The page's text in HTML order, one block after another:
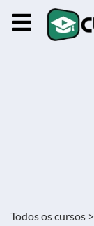
Todos os cursos >